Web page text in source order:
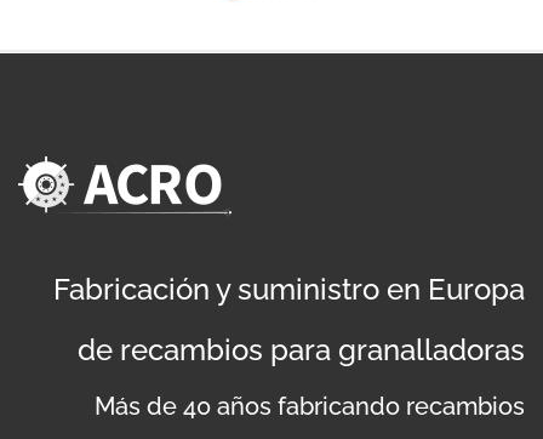
Fabricación y suministro en Europa
de recambios para granalladoras
Más de 40 años fabricando recambios